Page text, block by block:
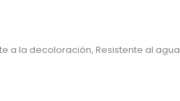
a la decoloración, Resistente al agua